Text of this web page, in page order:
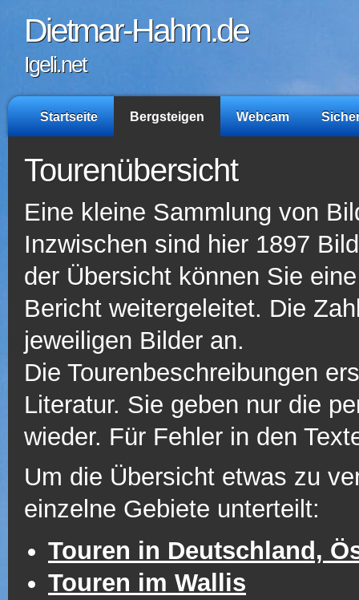
Dietmar-Hahm.de
Igeli.net
Startseite Bergsteigen Webcam
Tourenübersicht
Eine kleine Sammlung von
Inzwischen sind hier 1897
der Übersicht können Sie
Bericht weitergeleitet. Die
jeweiligen Bilder an.
Die Tourenbeschreibungen
Literatur. Sie geben nur die
wieder. Für Fehler in den
Um die Übersicht etwas zu
einzelne Gebiete unterteilt:
Touren in Deutschland,
Touren im Wallis